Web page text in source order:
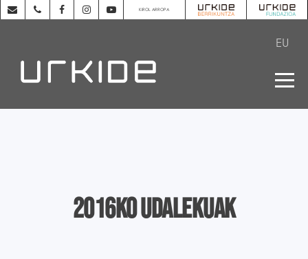
KIROL ARROPA
EU
2016ko Udalekuak